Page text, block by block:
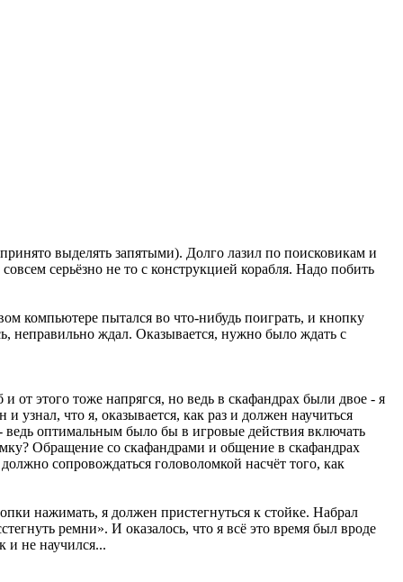
выделять запятыми). Долго лазил по поисковикам и
серьёзно не то с конструкцией корабля. Надо побить
компьютере пытался во что-нибудь поиграть, и кнопку
неправильно ждал. Оказывается, нужно было ждать с
от этого тоже напрягся, но ведь в скафандрах были двое - я
что я, оказывается, как раз и должен научиться
оптимальным было бы в игровые действия включать
Обращение со скафандрами и общение в скафандрах
сопровождаться головоломкой насчёт того, как
нажимать, я должен пристегнуться к стойке. Набрал
ремни». И оказалось, что я всё это время был вроде
и не научился...